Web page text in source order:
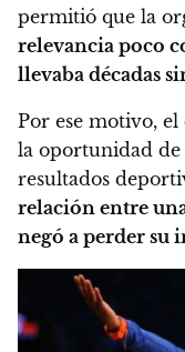
permitió que la
relevancia poco
llevaba décadas
Por ese motivo,
la oportunidad
resultados
relación entre
negó a perder su